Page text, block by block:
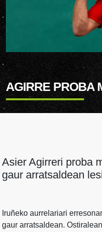
AGIRRE PROBA
Asier Agirreri proba
gaur arratsaldean
Iruñeko aurrelariari
gaur arratsaldean.